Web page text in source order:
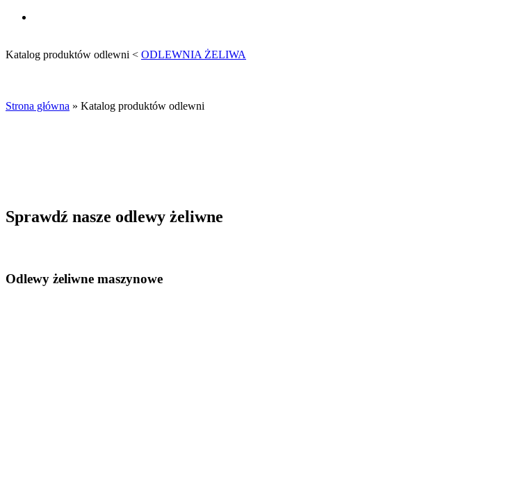
Katalog produktów odlewni < ODLEWNIA ŻELIWA
Strona główna » Katalog produktów odlewni
Sprawdź nasze odlewy żeliwne
Odlewy żeliwne maszynowe